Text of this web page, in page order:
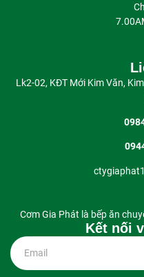
Lk2-02, KĐT Mới Kim Văn,
Cơm Gia Phát là bếp ăn
Kết nối